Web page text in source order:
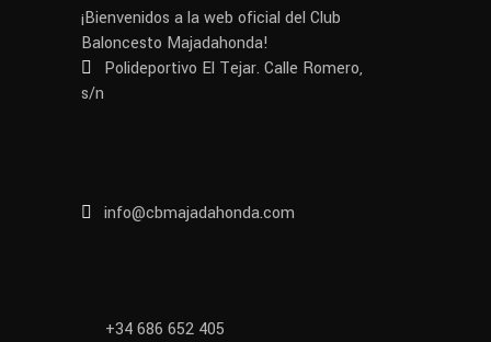
¡Bienvenidos a la web oficial del Club
Baloncesto Majadahonda!
Polideportivo El Tejar. Calle Romero,
s/n
info@cbmajadahonda.com
+34 686 652 405